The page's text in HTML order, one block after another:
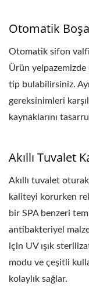
Otomatik
Otomatik sifon
Ürün
tip bulabilirsiniz.
gereksinimleri
kaynaklarını
Akıllı Tuvalet
Akıllı tuvalet
kaliteyi korurken
bir SPA benzeri
antibakteriyel
için UV ışık
modu ve çeşitli
kolaylık sağlar.